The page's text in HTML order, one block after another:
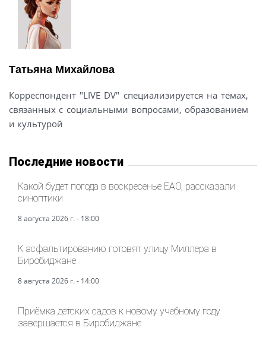
Татьяна Михайлова
Корреспондент "LIVE DV" специализируется на темах,
связанных с социальными вопросами, образованием
и культурой
Последние новости
Какой будет погода в воскресенье ЕАО, рассказали
синоптики
8 августа 2026 г. - 18:00
К асфальтированию готовят улицу Миллера в
Биробиджане
8 августа 2026 г. - 14:00
Приёмка детских садов к новому учебному году
завершается в Биробиджане